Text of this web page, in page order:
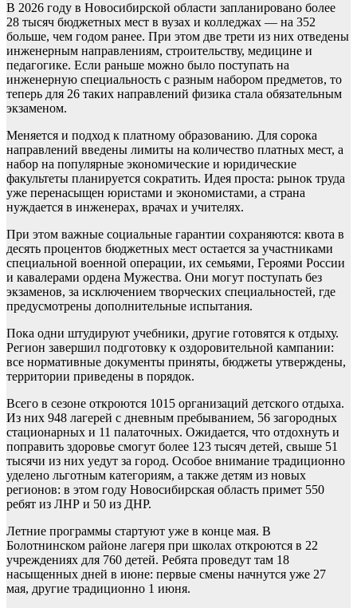
В 2026 году в Новосибирской области запланировано более
28 тысяч бюджетных мест в вузах и колледжах — на 352
больше, чем годом ранее. При этом две трети из них отведены
инженерным направлениям, строительству, медицине и
педагогике. Если раньше можно было поступать на
инженерную специальность с разным набором предметов, то
теперь для 26 таких направлений физика стала обязательным
экзаменом.
Меняется и подход к платному образованию. Для сорока
направлений введены лимиты на количество платных мест, а
набор на популярные экономические и юридические
факультеты планируется сократить. Идея проста: рынок труда
уже перенасыщен юристами и экономистами, а страна
нуждается в инженерах, врачах и учителях.
При этом важные социальные гарантии сохраняются: квота в
десять процентов бюджетных мест остается за участниками
специальной военной операции, их семьями, Героями России
и кавалерами ордена Мужества. Они могут поступать без
экзаменов, за исключением творческих специальностей, где
предусмотрены дополнительные испытания.
Пока одни штудируют учебники, другие готовятся к отдыху.
Регион завершил подготовку к оздоровительной кампании:
все нормативные документы приняты, бюджеты утверждены,
территории приведены в порядок.
Всего в сезоне откроются 1015 организаций детского отдыха.
Из них 948 лагерей с дневным пребыванием, 56 загородных
стационарных и 11 палаточных. Ожидается, что отдохнуть и
поправить здоровье смогут более 123 тысяч детей, свыше 51
тысячи из них уедут за город. Особое внимание традиционно
уделено льготным категориям, а также детям из новых
регионов: в этом году Новосибирская область примет 550
ребят из ЛНР и 50 из ДНР.
Летние программы стартуют уже в конце мая. В
Болотнинском районе лагеря при школах откроются в 22
учреждениях для 760 детей. Ребята проведут там 18
насыщенных дней в июне: первые смены начнутся уже 27
мая, другие традиционно 1 июня.